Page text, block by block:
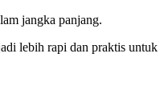
jangka panjang.
lebih rapi dan praktis